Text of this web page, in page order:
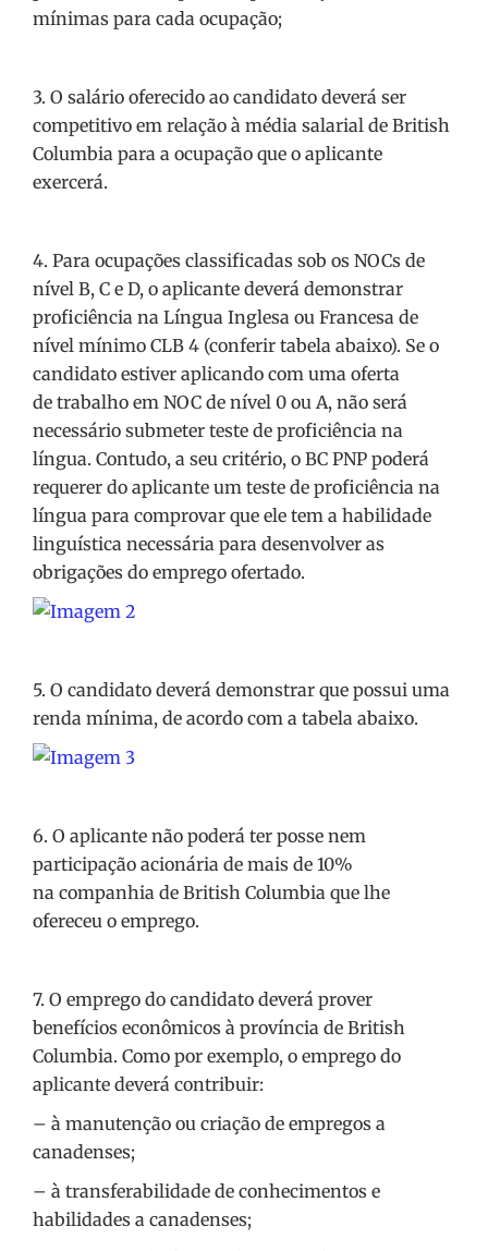
mínimas para cada ocupação;
3. O salário oferecido ao candidato deverá ser
competitivo em relação à média salarial de British
Columbia para a ocupação que o aplicante
exercerá.
4. Para ocupações classificadas sob os NOCs de
nível B, C e D, o aplicante deverá demonstrar
proficiência na Língua Inglesa ou Francesa de
nível mínimo CLB 4 (conferir tabela abaixo). Se o
candidato estiver aplicando com uma oferta
de trabalho em NOC de nível 0 ou A, não será
necessário submeter teste de proficiência na
língua. Contudo, a seu critério, o BC PNP poderá
requerer do aplicante um teste de proficiência na
língua para comprovar que ele tem a habilidade
linguística necessária para desenvolver as
obrigações do emprego ofertado.
5. O candidato deverá demonstrar que possui uma
renda mínima, de acordo com a tabela abaixo.
6. O aplicante não poderá ter posse nem
participação acionária de mais de 10%
na companhia de British Columbia que lhe
ofereceu o emprego.
7. O emprego do candidato deverá prover
benefícios econômicos à província de British
Columbia. Como por exemplo, o emprego do
aplicante deverá contribuir:
– à manutenção ou criação de empregos a
canadenses;
– à transferabilidade de conhecimentos e
habilidades a canadenses;